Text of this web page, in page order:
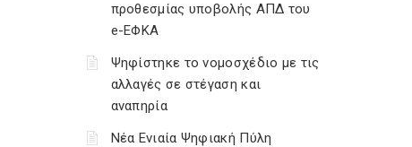
προθεσμίας υποβολής ΑΠΔ του
e-ΕΦΚΑ
Ψηφίστηκε το νομοσχέδιο με τις
αλλαγές σε στέγαση και
αναπηρία
Νέα Ενιαία Ψηφιακή Πύλη